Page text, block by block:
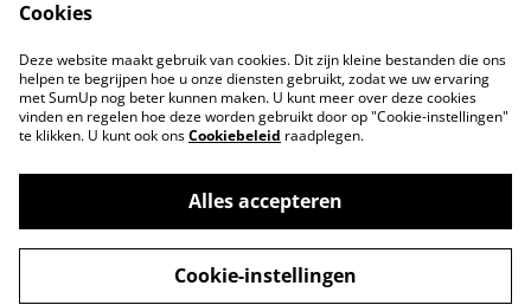
€ 33,00
©2026De Mangoboom
powered by
Cookies
Deze website maakt gebruik van cookies. Dit zijn kleine bestanden die ons
helpen te begrijpen hoe u onze diensten gebruikt, zodat we uw ervaring
met SumUp nog beter kunnen maken. U kunt meer over deze cookies
vinden en regelen hoe deze worden gebruikt door op "Cookie-instellingen"
te klikken. U kunt ook onsCookiebeleid raadplegen.
Alles accepteren
Cookie-instellingen